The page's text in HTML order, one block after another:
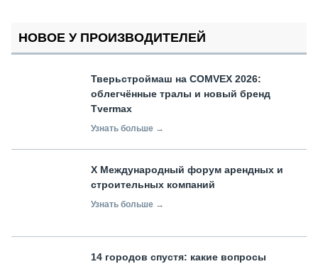
НОВОЕ У ПРОИЗВОДИТЕЛЕЙ
Тверьстроймаш на COMVEX 2026:
облегчённые тралы и новый бренд
Tvermax
Узнать больше →
X Международный форум арендных и
строительных компаний
Узнать больше →
14 городов спустя: какие вопросы